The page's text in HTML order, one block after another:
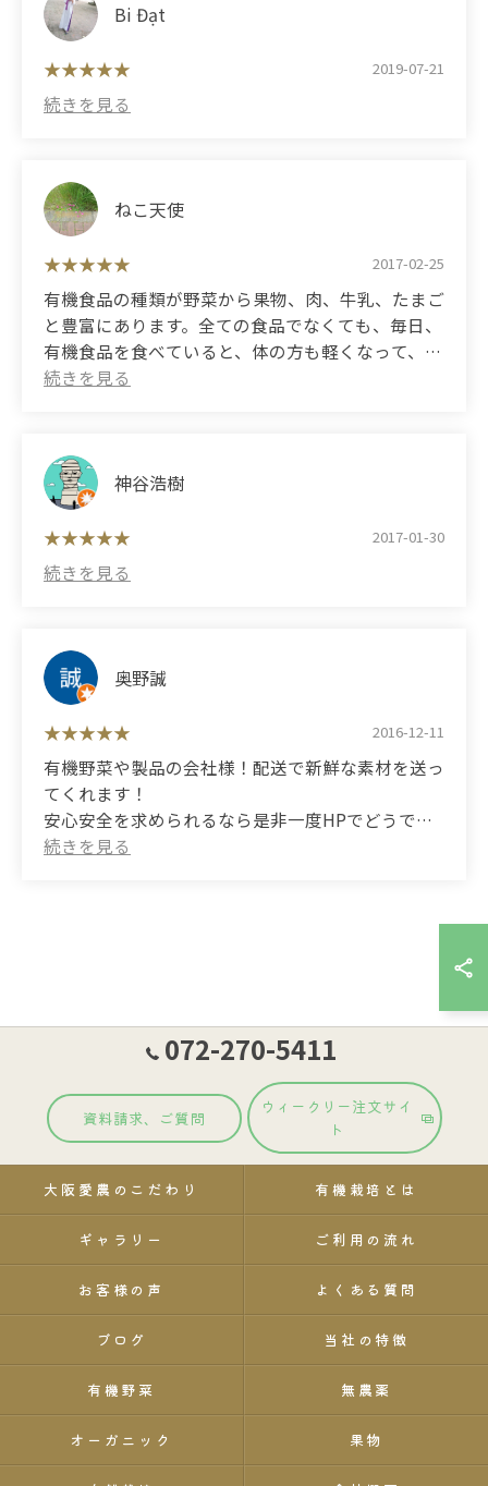
quality organic vegetables delivered to you on a
regular basis. Shipping is also very fast and
reliable. I will give you 5 stars!
Bi Đạt
2019-07-21
ねこ天使
2017-02-25
有機食品の種類が野菜から果物、肉、牛乳、たまご
と豊富にあります。全ての食品でなくても、毎日、
有機食品を食べていると、体の方も軽くなって、変
化を感じます。有機玄米を配達してくれるのは、あ
variety of organic foods, from vegetables to fruits,
meat, milk, and eggs. Even if it's not all food, if you
eat organic food every day, your body will feel
lighter and you will feel a change. I am grateful
that they deliver organic brown rice. This can also
replenish vitamin B1, which tends to be deficient.
神谷浩樹
2017-01-30
奥野誠
2016-12-11
有機野菜や製品の会社様！配送で新鮮な素材を送っ
てくれます！
安心安全を求められるなら是非一度HPでどうです
か？
Sweets such as potato chips are also organic,
which is a lot of fun!072-270-5411
資料請求、ご質問
ウィークリー注文サイ
ト
大阪愛農のこだわり 有機栽培とは
ギャラリー ご利用の流れ
お客様の声 よくある質問
ブログ 当社の特徴
有機野菜 無農薬
オーガニック 果物